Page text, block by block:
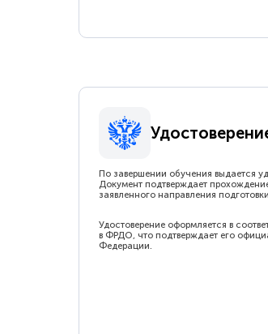
По завершении обучения выдается
Документ подтверждает
заявленного направления
Удостоверение оформляется в
в ФРДО, что подтверждает его
Федерации.